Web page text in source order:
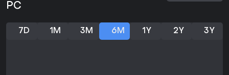
PC
7D 1M 3M 6M 1Y 2Y 3Y